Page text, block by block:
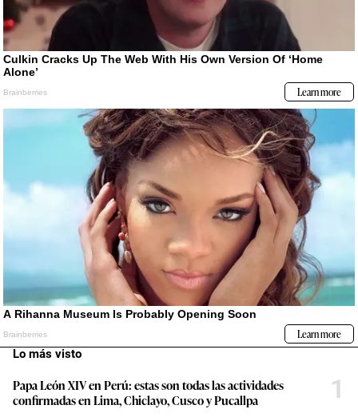
Lo más visto
Papa León XIV en Perú: estas son todas las actividades
confirmadas en Lima, Chiclayo, Cusco y Pucallpa
1